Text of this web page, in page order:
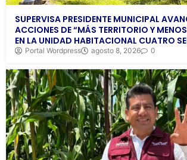
SUPERVISA PRESIDENTE MUNICIPAL
ACCIONES DE “MÁS TERRITORIO Y
EN LA UNIDAD HABITACIONAL CUATRO
Portal Wordpress agosto 8, 2026 0